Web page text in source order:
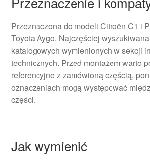
Przeznaczona do modeli Citroën C1 i
Toyota Aygo. Najczęściej
katalogowych wymienionych w sekcji
technicznych. Przed montażem warto
referencyjne z zamówioną częścią,
oznaczeniach mogą występować
części.
Jak wymienić